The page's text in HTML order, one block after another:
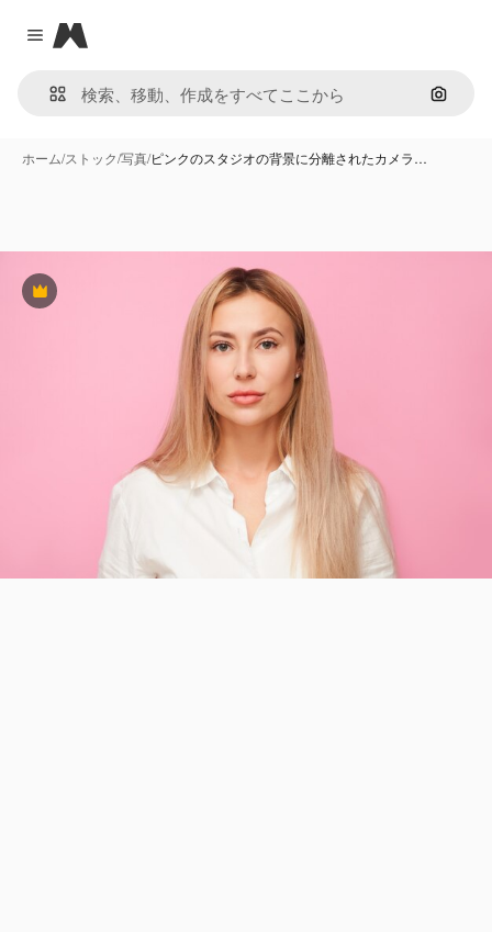
Close menu
Magnific
画像で
ホーム/ストック/写真/ピンクのスタジオの背景に分離されたカメラ…
Premium